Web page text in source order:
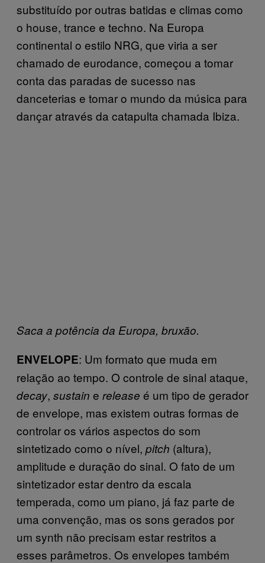
substituído por outras batidas e climas como
o house, trance e techno. Na Europa
continental o estilo NRG, que viria a ser
chamado de eurodance, começou a tomar
conta das paradas de sucesso nas
danceterias e tomar o mundo da música para
dançar através da catapulta chamada Ibiza.
Saca a potência da Europa, bruxão.
ENVELOPE: Um formato que muda em
relação ao tempo. O controle de sinal ataque,
decay, sustain e release é um tipo de gerador
de envelope, mas existem outras formas de
controlar os vários aspectos do som
sintetizado como o nível, pitch (altura),
amplitude e duração do sinal. O fato de um
sintetizador estar dentro da escala
temperada, como um piano, já faz parte de
uma convenção, mas os sons gerados por
um synth não precisam estar restritos a
esses parâmetros. Os envelopes também